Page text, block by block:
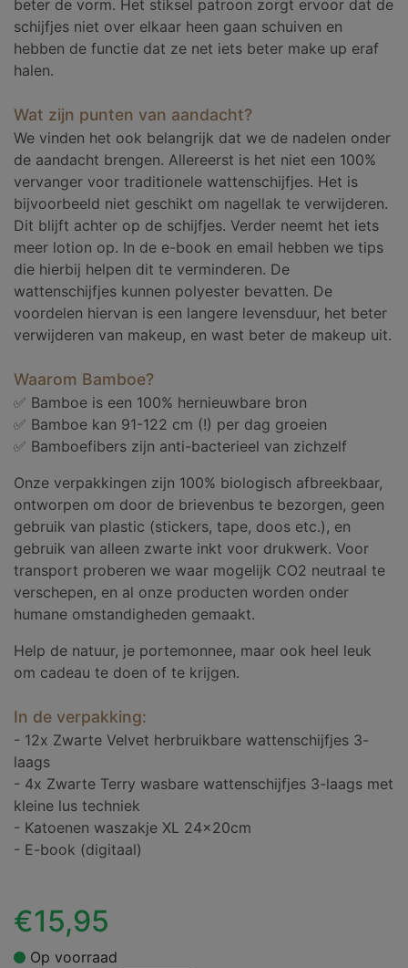
beter de vorm. Het stiksel patroon zorgt ervoor dat de
schijfjes niet over elkaar heen gaan schuiven en
hebben de functie dat ze net iets beter make up eraf
halen.
Wat zijn punten van aandacht?
We vinden het ook belangrijk dat we de nadelen onder
de aandacht brengen. Allereerst is het niet een 100%
vervanger voor traditionele wattenschijfjes. Het is
bijvoorbeeld niet geschikt om nagellak te verwijderen.
Dit blijft achter op de schijfjes. Verder neemt het iets
meer lotion op. In de e-book en email hebben we tips
die hierbij helpen dit te verminderen. De
wattenschijfjes kunnen polyester bevatten. De
voordelen hiervan is een langere levensduur, het beter
verwijderen van makeup, en wast beter de makeup uit.
Waarom Bamboe?
✅ Bamboe is een 100% hernieuwbare bron
✅ Bamboe kan 91-122 cm (!) per dag groeien
✅ Bamboefibers zijn anti-bacterieel van zichzelf
Onze verpakkingen zijn 100% biologisch afbreekbaar,
ontworpen om door de brievenbus te bezorgen, geen
gebruik van plastic (stickers, tape, doos etc.), en
gebruik van alleen zwarte inkt voor drukwerk. Voor
transport proberen we waar mogelijk CO2 neutraal te
verschepen, en al onze producten worden onder
humane omstandigheden gemaakt.
Help de natuur, je portemonnee, maar ook heel leuk
om cadeau te doen of te krijgen.
In de verpakking:
- 12x Zwarte Velvet herbruikbare wattenschijfjes 3-
laags
- 4x Zwarte Terry wasbare wattenschijfjes 3-laags met
kleine lus techniek
- Katoenen waszakje XL 24x20cm
- E-book (digitaal)
€15,95
Op voorraad